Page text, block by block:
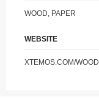
WOOD, PAPER
WEBSITE
XTEMOS.COM/WOOD